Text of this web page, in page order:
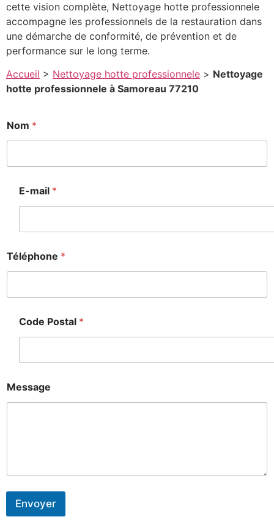
cette vision complète, Nettoyage hotte professionnele
accompagne les professionnels de la restauration dans
une démarche de conformité, de prévention et de
performance sur le long terme.
Accueil > Nettoyage hotte professionnele > Nettoyage
hotte professionnele à Samoreau 77210
Nom *
s
a
E-mail *
Téléphone *
Code Postal *
Message
Envoyer